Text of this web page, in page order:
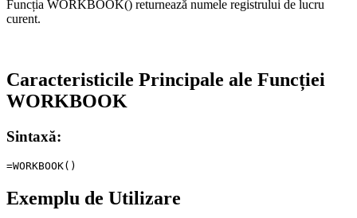
Funcția WORKBOOK() returnează numele registrului de lucru
curent.
Caracteristicile Principale ale Funcției
WORKBOOK
Sintaxă:
Exemplu de Utilizare